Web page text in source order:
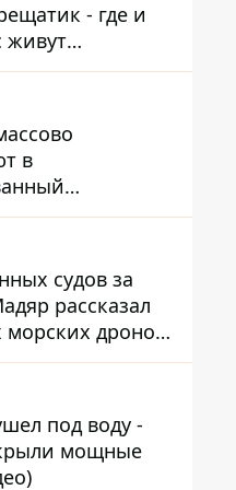
- где и
живут
знаменитости
в
а местных
жилья
судов за
рассказал
морских дронов
Азовском морях
под воду -
мощные